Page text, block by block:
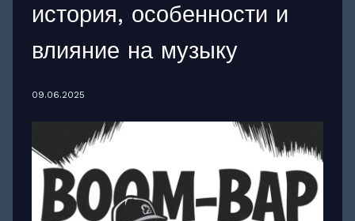
история, особенности и
влияние на музыку
09.06.2025